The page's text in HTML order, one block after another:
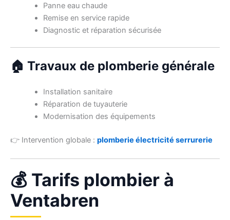
Panne eau chaude
Remise en service rapide
Diagnostic et réparation sécurisée
🏠 Travaux de plomberie générale
Installation sanitaire
Réparation de tuyauterie
Modernisation des équipements
👉 Intervention globale : plomberie électricité serrurerie
💰 Tarifs plombier à
Ventabren